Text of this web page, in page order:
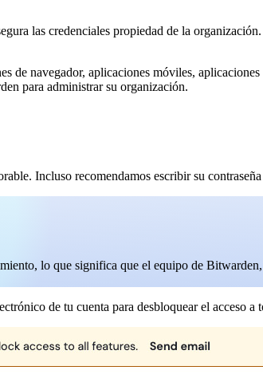
las credenciales propiedad de la
navegador, aplicaciones móviles,
para administrar su organización.
Incluso recomendamos escribir su
lo que significa que el equipo de
de tu cuenta para desbloquear el acceso a